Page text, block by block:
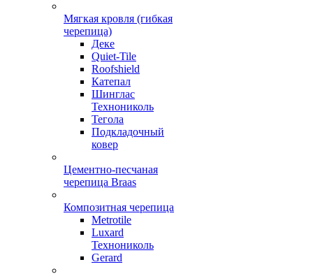
Мягкая кровля (гибкая
черепица)
Деке
Quiet-Tile
Roofshield
Катепал
Шинглас
Технониколь
Тегола
Подкладочный
ковер
Цементно-песчаная
черепица Braas
Композитная черепица
Metrotile
Luxard
Технониколь
Gerard